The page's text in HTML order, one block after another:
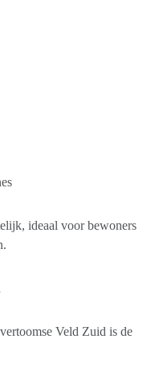
ideaal voor bewoners
Veld Zuid is de